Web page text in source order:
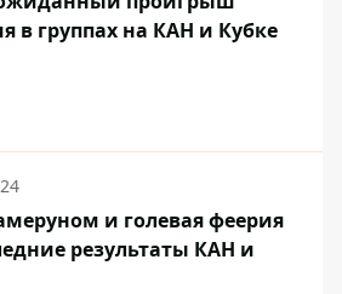
в группах на КАН и Кубке
и голевая феерия
результаты КАН и